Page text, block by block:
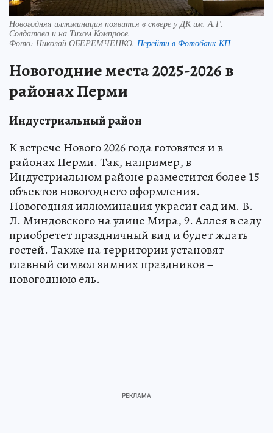
Новогодняя иллюминация появится в сквере у ДК им. А.Г.
Солдатова и на Тихом Компросе.
Фото: Николай ОБЕРЕМЧЕНКО. Перейти в Фотобанк КП
Новогодние места 2025-2026 в
районах Перми
Индустриальный район
К встрече Нового 2026 года готовятся и в
районах Перми. Так, например, в
Индустриальном районе разместится более 15
объектов новогоднего оформления.
Новогодняя иллюминация украсит сад им. В.
Л. Миндовского на улице Мира, 9. Аллея в саду
приобретет праздничный вид и будет ждать
гостей. Также на территории установят
главный символ зимних праздников –
новогоднюю ель.